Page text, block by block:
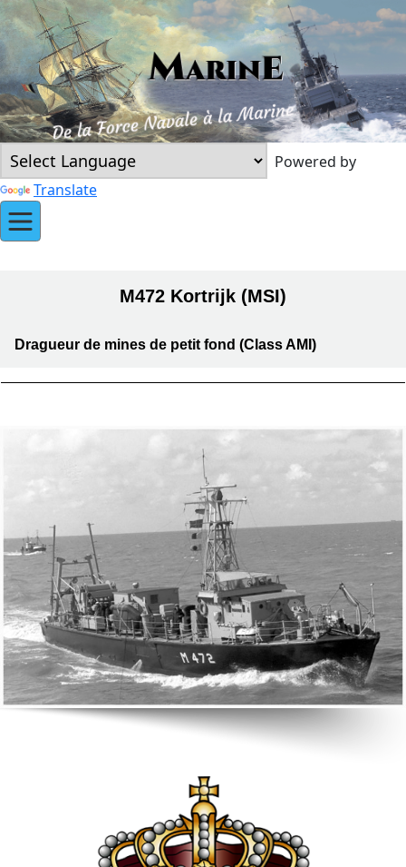
Powered by
Translate
M472 Kortrijk (MSI)
Dragueur de mines de petit fond (Class AMI)